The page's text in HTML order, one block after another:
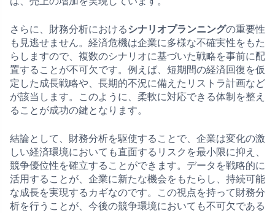
さらに、財務分析におけるシナリオプランニングの重要性
も見逃せません。経済危機は企業に多様な不確実性をもた
らしますので、複数のシナリオに基づいた戦略を事前に配
置することが不可欠です。例えば、短期間の経済回復を仮
定した成長戦略や、長期的不況に備えたリストラ計画など
が該当します。このように、柔軟に対応できる体制を整え
ることが成功の鍵となります。
結論として、財務分析を駆使することで、企業は変化の激
しい経済環境においても直面するリスクを最小限に抑え、
競争優位性を確立することができます。データを戦略的に
活用することが、企業に新たな機会をもたらし、持続可能
な成長を実現するカギなのです。この視点を持って財務分
析を行うことが、今後の競争環境においても不可欠である